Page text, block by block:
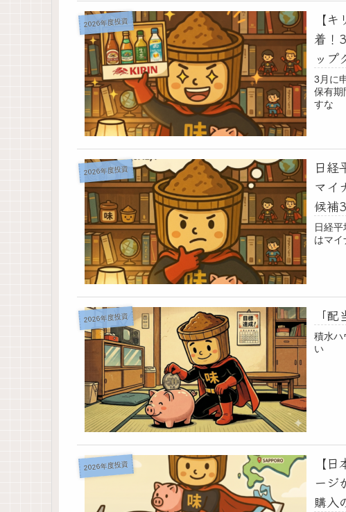
2026年度投資
【
着！
ップ
3月に
保有期
すな
2026年度投資
日経
マイ
候補
日経
はマ
2026年度投資 「
積水ハ
い
2026年度投資
【
ージ
購入